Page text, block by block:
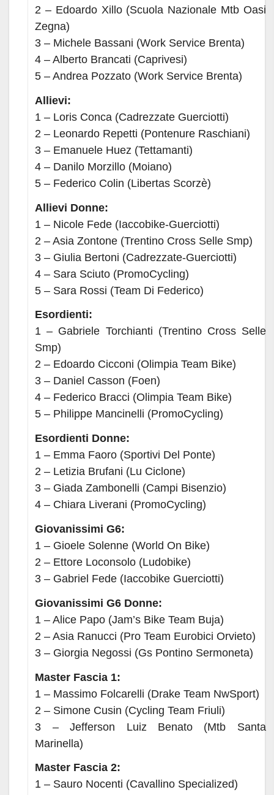
2 – Edoardo Xillo (Scuola Nazionale Mtb Oasi
Zegna)
3 – Michele Bassani (Work Service Brenta)
4 – Alberto Brancati (Caprivesi)
5 – Andrea Pozzato (Work Service Brenta)
Allievi:
1 – Loris Conca (Cadrezzate Guerciotti)
2 – Leonardo Repetti (Pontenure Raschiani)
3 – Emanuele Huez (Tettamanti)
4 – Danilo Morzillo (Moiano)
5 – Federico Colin (Libertas Scorzè)
Allievi Donne:
1 – Nicole Fede (Iaccobike-Guerciotti)
2 – Asia Zontone (Trentino Cross Selle Smp)
3 – Giulia Bertoni (Cadrezzate-Guerciotti)
4 – Sara Sciuto (PromoCycling)
5 – Sara Rossi (Team Di Federico)
Esordienti:
1 – Gabriele Torchianti (Trentino Cross Selle
Smp)
2 – Edoardo Cicconi (Olimpia Team Bike)
3 – Daniel Casson (Foen)
4 – Federico Bracci (Olimpia Team Bike)
5 – Philippe Mancinelli (PromoCycling)
Esordienti Donne:
1 – Emma Faoro (Sportivi Del Ponte)
2 – Letizia Brufani (Lu Ciclone)
3 – Giada Zambonelli (Campi Bisenzio)
4 – Chiara Liverani (PromoCycling)
Giovanissimi G6:
1 – Gioele Solenne (World On Bike)
2 – Ettore Loconsolo (Ludobike)
3 – Gabriel Fede (Iaccobike Guerciotti)
Giovanissimi G6 Donne:
1 – Alice Papo (Jam’s Bike Team Buja)
2 – Asia Ranucci (Pro Team Eurobici Orvieto)
3 – Giorgia Negossi (Gs Pontino Sermoneta)
Master Fascia 1:
1 – Massimo Folcarelli (Drake Team NwSport)
2 – Simone Cusin (Cycling Team Friuli)
3 – Jefferson Luiz Benato (Mtb Santa
Marinella)
Master Fascia 2:
1 – Sauro Nocenti (Cavallino Specialized)